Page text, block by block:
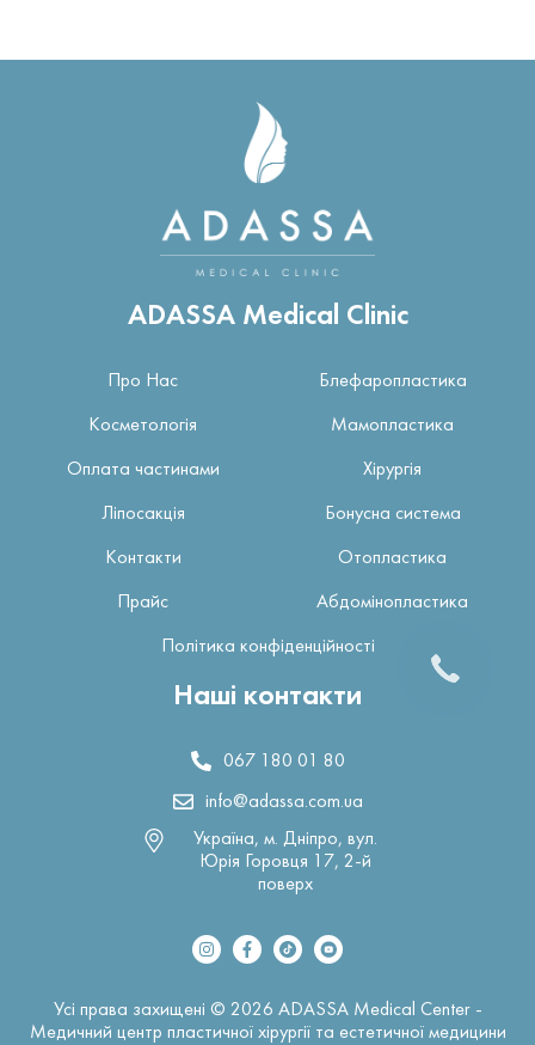
ADASSA Medical Clinic
Про Нас Блефаропластика
Косметологія Мамопластика
Оплата частинами Хірургія
Ліпосакція Бонусна система
Контакти Отопластика
Прайс Абдомінопластика
Політика конфіденційності
Наші контакти
067 180 01 80
info@adassa.com.ua
Україна, м. Дніпро, вул.
Юрія Горовця 17, 2-й
поверх
Усі права захищені © 2026 ADASSA Medical Center -
Медичний центр пластичної хірургії та естетичної медицини